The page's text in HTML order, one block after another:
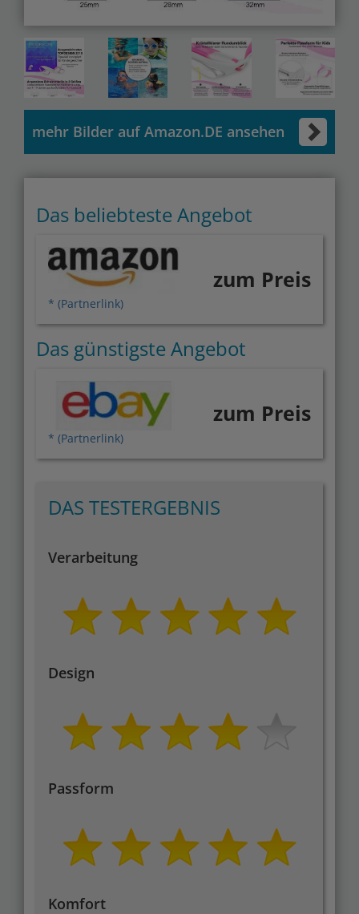
mehr Bilder auf Amazon.DE ansehen
Das beliebteste Angebot
* (Partnerlink)
zum Preis
Das günstigste Angebot
* (Partnerlink)
zum Preis
DAS TESTERGEBNIS
Verarbeitung
Design
Passform
Komfort